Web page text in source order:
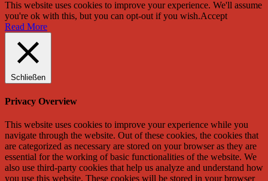
This website uses cookies to improve your experience. We'll assume
you're ok with this, but you can opt-out if you wish.Accept
Read More
Schließen
Privacy Overview
This website uses cookies to improve your experience while you
navigate through the website. Out of these cookies, the cookies that
are categorized as necessary are stored on your browser as they are
essential for the working of basic functionalities of the website. We
also use third-party cookies that help us analyze and understand how
you use this website. These cookies will be stored in your browser